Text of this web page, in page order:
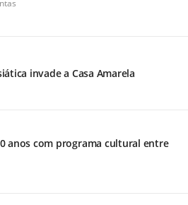
invade a Casa Amarela
anos com programa cultural entre